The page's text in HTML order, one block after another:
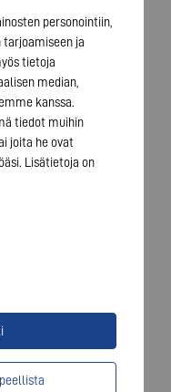
personointiin,
tarjoamiseen ja
tietoja
median,
kanssa.
tiedot muihin
joita he ovat
Lisätietoja on